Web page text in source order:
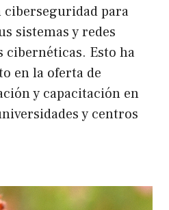
ciberseguridad para
sistemas y redes
cibernéticas. Esto ha
en la oferta de
y capacitación en
y centros